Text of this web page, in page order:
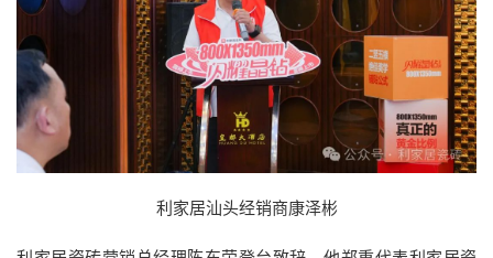
利家居汕头经销商康泽彬